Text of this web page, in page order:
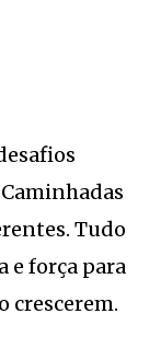
Tudo
e força para
crescerem.